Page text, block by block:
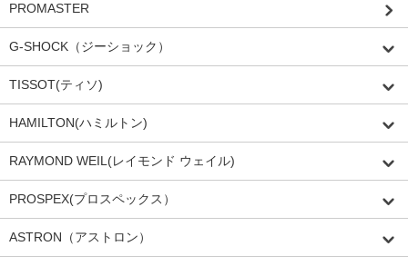
PROMASTER
G-SHOCK（ジーショック）
TISSOT(ティソ)
HAMILTON(ハミルトン)
RAYMOND WEIL(レイモンド ウェイル)
PROSPEX(プロスペックス）
ASTRON（アストロン）